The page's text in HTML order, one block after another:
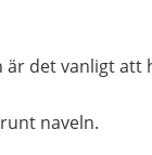
det vanligt att
naveln.